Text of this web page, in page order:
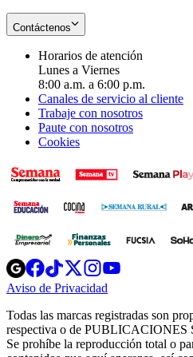
Contáctenos
Horarios de atención
Lunes a Viernes
8:00 a.m. a 6:00 p.m.
Canales de servicio al cliente
Trabaje con nosotros
Paute con nosotros
Cookies
Opens
in
new
Opens
in
new
Opens
in
new
window
Opens
new
windowwindow
Aviso de Privacidad
new
window
Todas las marcas registradas son
respectiva o de
Se prohíbe la reproducción total o